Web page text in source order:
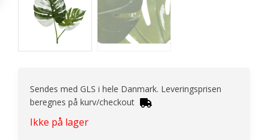
Sendes med GLS i hele Danmark. Leveringsprisen
beregnes på kurv/checkout
Ikke på lager